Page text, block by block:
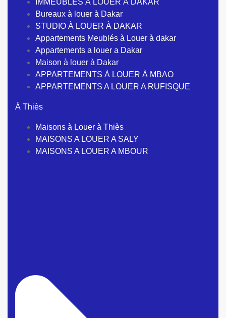
IMMEUBLES À LOUER À DAKAR
Bureaux à louer à Dakar
STUDIO À LOUER À DAKAR
Appartements Meublés à Louer à dakar
Appartements a louer a Dakar
Maison à louer à Dakar
APPARTEMENTS À LOUER À MBAO
APPARTEMENTS A LOUER A RUFISQUE
À Thiès
Maisons à Louer à Thiès
MAISONS A LOUER A SALY
MAISONS A LOUER A MBOUR